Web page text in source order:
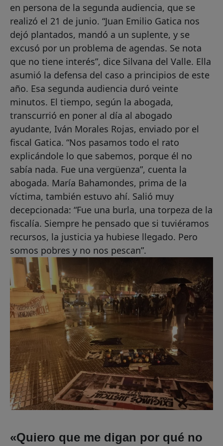
en persona de la segunda audiencia, que se
realizó el 21 de junio. “Juan Emilio Gatica nos
dejó plantados, mandó a un suplente, y se
excusó por un problema de agendas. Se nota
que no tiene interés”, dice Silvana del Valle. Ella
asumió la defensa del caso a principios de este
año. Esa segunda audiencia duró veinte
minutos. El tiempo, según la abogada,
transcurrió en poner al día al abogado
ayudante, Iván Morales Rojas, enviado por el
fiscal Gatica. “Nos pasamos todo el rato
explicándole lo que sabemos, porque él no
sabía nada. Fue una vergüenza”, cuenta la
abogada. María Bahamondes, prima de la
víctima, también estuvo ahí. Salió muy
decepcionada: “Fue una burla, una torpeza de la
fiscalía. Siempre he pensado que si tuviéramos
recursos, la justicia ya hubiese llegado. Pero
somos pobres y no nos pescan”.
«Quiero que me digan por qué no